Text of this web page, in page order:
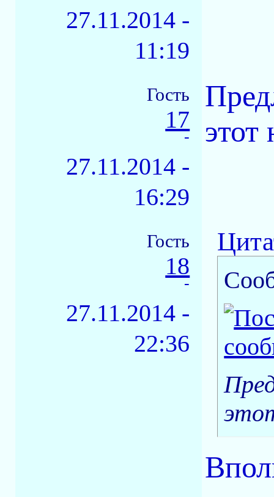
27.11.2014 -
11:19
Гость
17
-
27.11.2014 -
16:29
этот
Гость
18
-
27.11.2014 -
22:36